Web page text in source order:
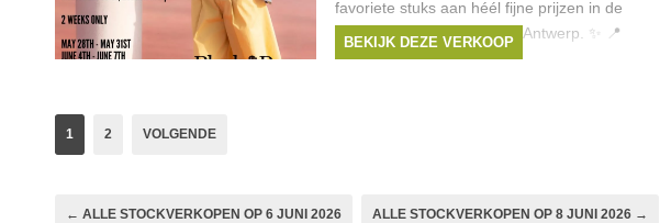
favoriete stuks aan héél fijne prijzen in de
showroom van Black Rose Antwerp. ✨ 📍
Maasstraat
BEKIJK DEZE VERKOOP
1 2 VOLGENDE
← ALLE STOCKVERKOPEN OP 6 JUNI 2026 ALLE STOCKVERKOPEN OP 8 JUNI 2026 →